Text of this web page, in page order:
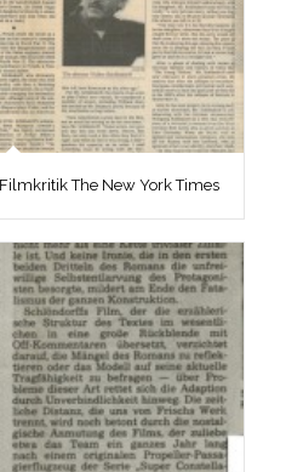
The New York Times